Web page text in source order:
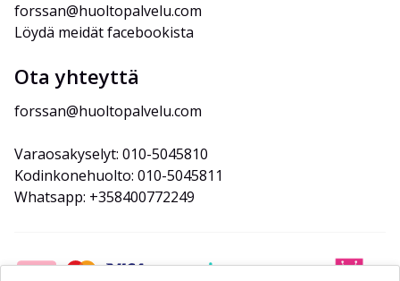
forssan@huoltopalvelu.com
Löydä meidät facebookista
Ota yhteyttä
forssan@huoltopalvelu.com
Varaosakyselyt: 010-5045810
Kodinkonehuolto: 010-5045811
Whatsapp: +358400772249